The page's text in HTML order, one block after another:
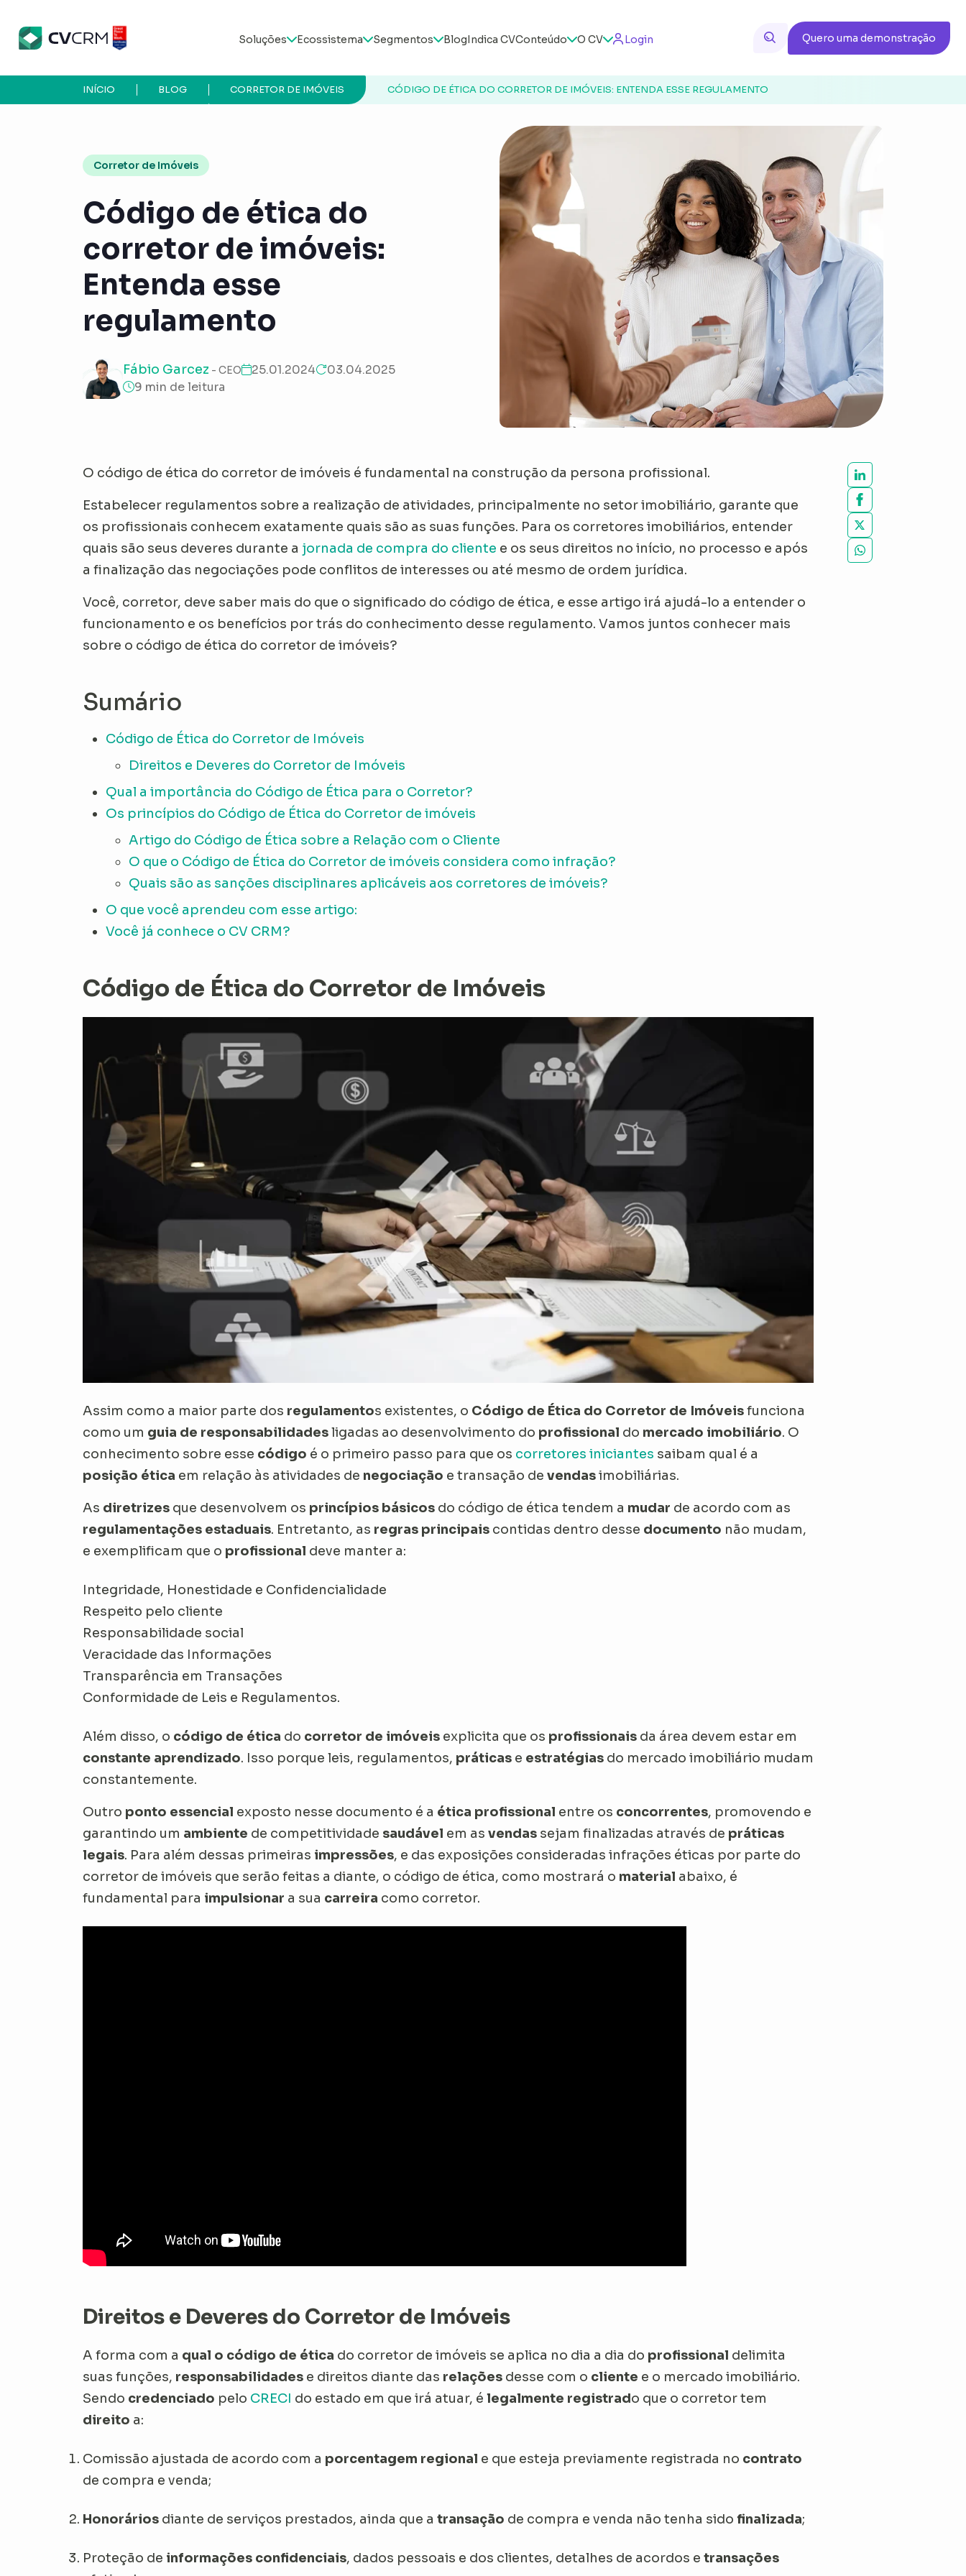
Soluções Ecossistema Segmentos BlogIndica CVConteúdo O CV Login Quero uma demonstração
CÓDIGO DE ÉTICA DO CORRETOR DE IMÓVEIS: ENTENDA ESSE REGULAMENTO
CORRETOR DE IMÓVEIS
BLOG
INÍCIO
Corretor de Imóveis
Código de ética do
corretor de imóveis:
Entenda esse
regulamento
Fábio Garcez - CEO 25.01.2024
03.04.2025
9 min de leitura
O código de ética do corretor de imóveis é fundamental na construção da persona profissional.
Estabelecer regulamentos sobre a realização de atividades, principalmente no setor imobiliário, garante que
os profissionais conhecem exatamente quais são as suas funções. Para os corretores imobiliários, entender
quais são seus deveres durante a jornada de compra do cliente e os seus direitos no início, no processo e após
a finalização das negociações pode conflitos de interesses ou até mesmo de ordem jurídica.
Você, corretor, deve saber mais do que o significado do código de ética, e esse artigo irá ajudá-lo a entender o
funcionamento e os benefícios por trás do conhecimento desse regulamento. Vamos juntos conhecer mais
sobre o código de ética do corretor de imóveis?
Sumário
Código de Ética do Corretor de Imóveis
Direitos e Deveres do Corretor de Imóveis
Qual a importância do Código de Ética para o Corretor?
Os princípios do Código de Ética do Corretor de imóveis
Artigo do Código de Ética sobre a Relação com o Cliente
O que o Código de Ética do Corretor de imóveis considera como infração?
Quais são as sanções disciplinares aplicáveis aos corretores de imóveis?
O que você aprendeu com esse artigo:
Você já conhece o CV CRM?
Código de Ética do Corretor de Imóveis
Assim como a maior parte dos regulamentos existentes, o Código de Ética do Corretor de Imóveisfunciona
como um guia de responsabilidadesligadas ao desenvolvimento do profissional do mercado imobiliário. O
conhecimento sobre esse código é o primeiro passo para que os corretores iniciantes saibam qual é a
posição ética em relação às atividades de negociação e transação de vendasimobiliárias.
As diretrizesque desenvolvem os princípios básicosdo código de ética tendem a mudar de acordo com as
regulamentações estaduais. Entretanto, as regras principaiscontidas dentro desse documento não mudam,
e exemplificam que o profissional deve manter a:
Integridade, Honestidade e Confidencialidade
Respeito pelo cliente
Responsabilidade social
Veracidade das Informações
Transparência em Transações
Conformidade de Leis e Regulamentos.
Além disso, o código de ética do corretor de imóveis explicita que os profissionaisda área devem estar em
constante aprendizado. Isso porque leis, regulamentos, práticase estratégiasdo mercado imobiliário mudam
constantemente.
Outro ponto essencial exposto nesse documento é a ética profissional entre os concorrentes, promovendo e
garantindo um ambiente de competitividade saudável em as vendassejam finalizadas através de práticas
legais. Para além dessas primeiras impressões, e das exposições consideradas infrações éticas por parte do
corretor de imóveis que serão feitas a diante, o código de ética, como mostrará o material abaixo, é
fundamental para impulsionar a sua carreira como corretor.
Direitos e Deveres do Corretor de Imóveis
A forma com a qual o código de ética do corretor de imóveis se aplica no dia a dia do profissional delimita
suas funções, responsabilidadese direitos diante das relações desse com o cliente e o mercado imobiliário.
Sendo credenciado pelo CRECI do estado em que irá atuar, é legalmente registrado que o corretor tem
direito a:
Comissão ajustada de acordo com a porcentagem regional e que esteja previamente registrada no contrato
de compra e venda;
Honoráriosdiante de serviços prestados, ainda que a transação de compra e venda não tenha sido finalizada;
Proteção de informações confidenciais, dados pessoais e dos clientes, detalhes de acordos e transações